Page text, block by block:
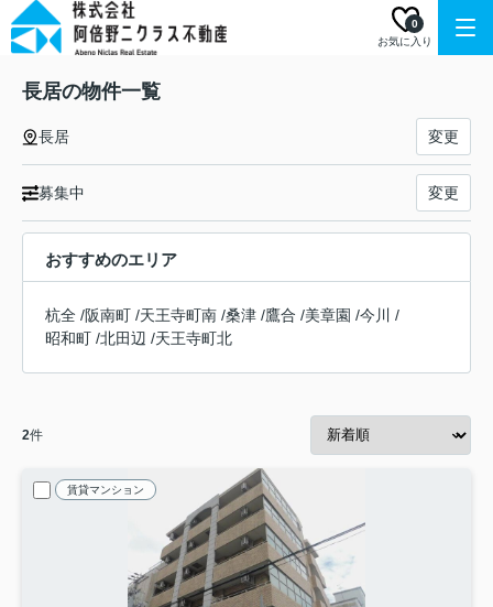
お気に入り
0
長居の物件一覧
長居 変更
募集中 変更
おすすめのエリア
杭全 /阪南町 /天王寺町南 /桑津 /鷹合 /美章園 /今川
/
昭和町 /北田辺 /天王寺町北
2件
賃貸マンション